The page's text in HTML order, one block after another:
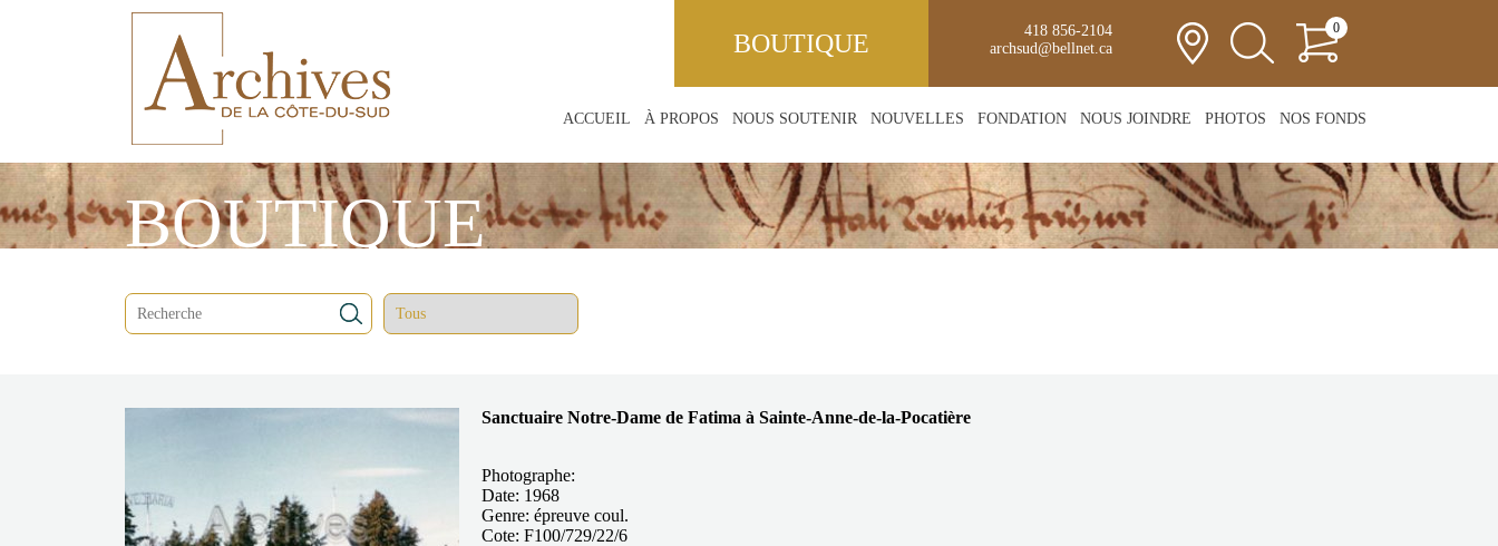
BOUTIQUE
418 856-2104
archsud@bellnet.ca
0
ACCUEIL À PROPOS NOUS SOUTENIR NOUVELLES FONDATION NOUS JOINDRE PHOTOS NOS FONDS
BOUTIQUE
Sanctuaire Notre-Dame de Fatima à Sainte-Anne-de-la-Pocatière
Photographe:
Date: 1968
Genre: épreuve coul.
Cote: F100/729/22/6